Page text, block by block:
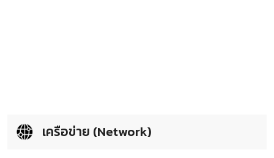
เครือข่าย (Network)